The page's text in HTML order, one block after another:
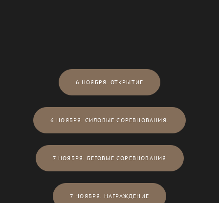
6 НОЯБРЯ. ОТКРЫТИЕ
6 НОЯБРЯ. СИЛОВЫЕ СОРЕВНОВАНИЯ.
7 НОЯБРЯ. БЕГОВЫЕ СОРЕВНОВАНИЯ
7 НОЯБРЯ. НАГРАЖДЕНИЕ